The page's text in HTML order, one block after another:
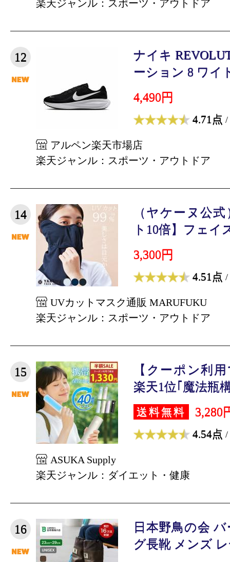
楽天ジャンル：スポーツ・アウトドア
12
ナイキ
ーション 8 ワイ
4,490円
4.71点 /
アルペン楽天市場店
楽天ジャンル：スポーツ・アウトドア
14
（ヤケーヌ公
ト10倍】フェイ
3,300円
4.51点 /
UVカットマスク通販 MARUFUKU
楽天ジャンル：スポーツ・アウトドア
15
【クーポン利
楽天1位｢魔法瓶
送料無料 3,280
4.54点 /
ASUKA Supply
楽天ジャンル：ダイエット・健康
16
日本野鳥の会
グ長靴 メンズ